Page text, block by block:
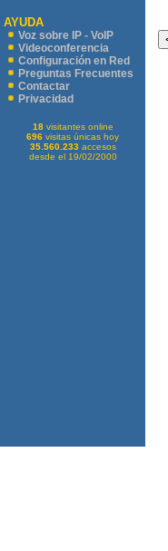
AYUDA
Voz sobre IP - VoIP
Videoconferencia
Configuración en Red
Preguntas Frecuentes
Contactar
Privacidad
18visitantes online
696 visitas únicas hoy
35.560.233 accesos
desde el 19/02/2000